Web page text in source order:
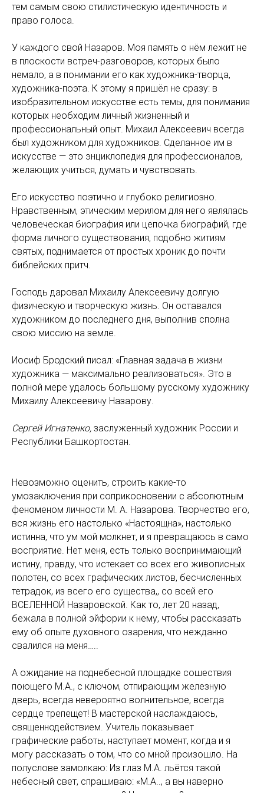
тем самым свою стилистическую идентичность и
право голоса.
У каждого свой Назаров. Моя память о нём лежит не
в плоскости встреч-разговоров, которых было
немало, а в понимании его как художника-творца,
художника-поэта. К этому я пришёл не сразу: в
изобразительном искусстве есть темы, для понимания
которых необходим личный жизненный и
профессиональный опыт. Михаил Алексеевич всегда
был художником для художников. Сделанное им в
искусстве — это энциклопедия для профессионалов,
желающих учиться, думать и чувствовать.
Его искусство поэтично и глубоко религиозно.
Нравственным, этическим мерилом для него являлась
человеческая биография или цепочка биографий, где
форма личного существования, подобно житиям
святых, поднимается от простых хроник до почти
библейских притч.
Господь даровал Михаилу Алексеевичу долгую
физическую и творческую жизнь. Он оставался
художником до последнего дня, выполнив сполна
свою миссию на земле.
Иосиф Бродский писал: «Главная задача в жизни
художника — максимально реализоваться». Это в
полной мере удалось большому русскому художнику
Михаилу Алексеевичу Назарову.
Сергей Игнатенко, заслуженный художник России и
Республики Башкортостан.
Невозможно оценить, строить какие-то
умозаключения при соприкосновении с абсолютным
феноменом личности М. А. Назарова. Творчество его,
вся жизнь его настолько «Настоящна», настолько
истинна, что ум мой молкнет, и я превращаюсь в само
восприятие. Нет меня, есть только воспринимающий
истину, правду, что истекает со всех его живописных
полотен, со всех графических листов, бесчисленных
тетрадок, из всего его существа,, со всей его
ВСЕЛЕННОЙ Назаровской. Как то, лет 20 назад,
бежала в полной эйфории к нему, чтобы рассказать
ему об опыте духовного озарения, что нежданно
свалился на меня…..
А ожидание на поднебесной площадке сошествия
поющего М.А., с ключом, отпирающим железную
дверь, всегда невероятно волнительное, всегда
сердце трепещет! В мастерской наслаждаюсь,
священнодействием. Учитель показывает
графические работы, наступает момент, когда и я
могу рассказать о том, что со мной произошло. На
полуслове замолкаю: Из глаз М.А. льётся такой
небесный свет, спрашиваю: «М.А.., а вы наверно